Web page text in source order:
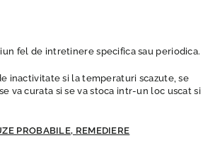
fel de intretinere specifica sau periodica.
inactivitate si la temperaturi scazute, se
va curata si se va stoca intr-un loc uscat si
PROBABILE, REMEDIERE